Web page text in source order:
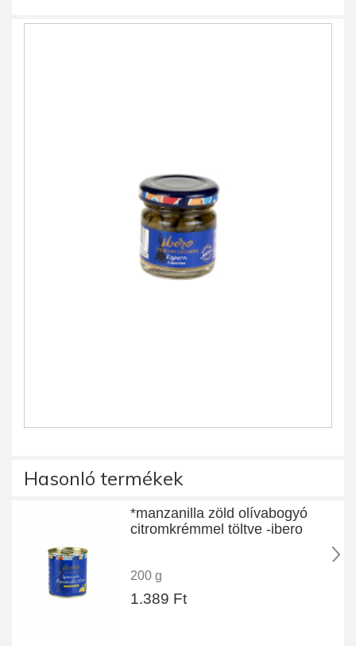
Hasonló termékek
*manzanilla zöld olívabogyó
citromkrémmel töltve -ibero
200 g
1.389 Ft